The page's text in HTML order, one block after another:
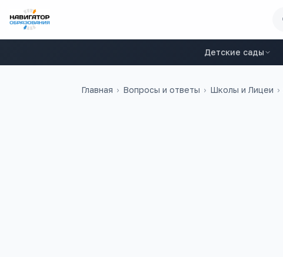
Детские сады
Главная › Вопросы и ответы › Школы и Лицеи ›